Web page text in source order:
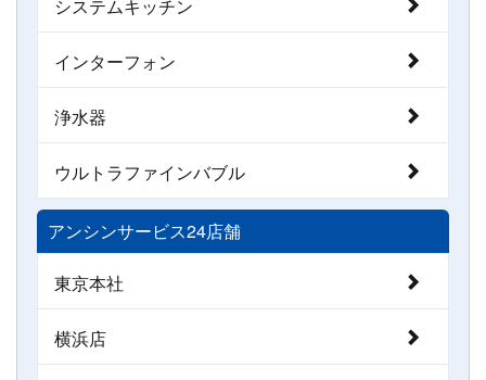
システムキッチン
インターフォン
浄水器
ウルトラファインバブル
アンシンサービス24店舗
東京本社
横浜店